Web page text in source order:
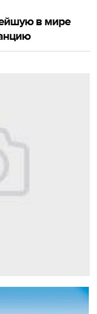
в мире